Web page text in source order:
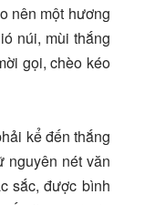
nên một hương
núi, mùi thắng
gọi, chèo kéo
kể đến thắng
nguyên nét văn
sắc, được bình